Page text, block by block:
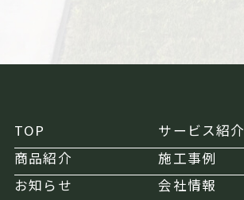
TOP
サービス紹介
商品紹介
施工事例
お知らせ
会社情報